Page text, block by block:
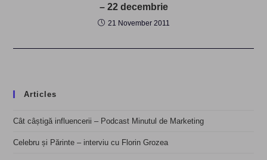
– 22 decembrie
21 November 2011
Articles
Cât câștigă influencerii – Podcast Minutul de Marketing
Celebru și Părinte – interviu cu Florin Grozea